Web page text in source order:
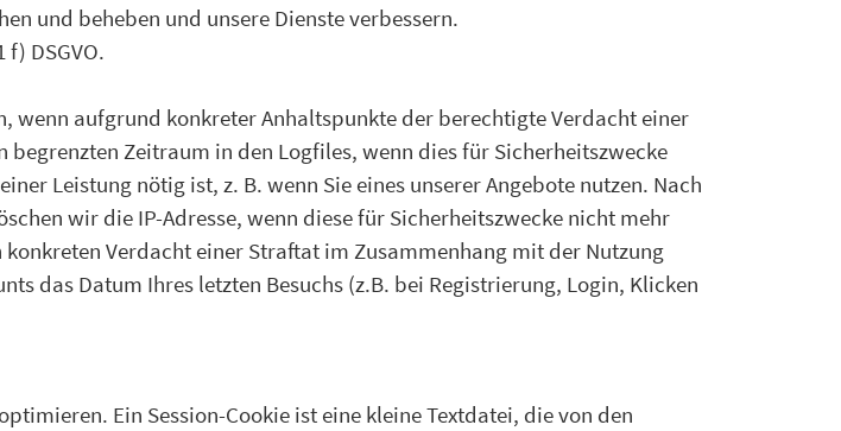
und beheben und unsere Dienste verbessern.
DSGVO.
aufgrund konkreter Anhaltspunkte der berechtigte Verdacht einer
Zeitraum in den Logfiles, wenn dies für Sicherheitszwecke
Leistung nötig ist, z. B. wenn Sie eines unserer Angebote nutzen. Nach
wir die IP-Adresse, wenn diese für Sicherheitszwecke nicht mehr
Verdacht einer Straftat im Zusammenhang mit der Nutzung
das Datum Ihres letzten Besuchs (z.B. bei Registrierung, Login, Klicken
Ein Session-Cookie ist eine kleine Textdatei, die von den